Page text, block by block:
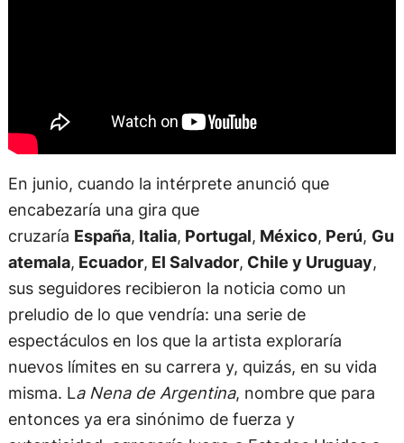
En junio, cuando la intérprete anunció que
encabezaría una gira que
cruzaría España, Italia, Portugal, México, Perú, Gu
atemala, Ecuador, El Salvador, Chile y Uruguay,
sus seguidores recibieron la noticia como un
preludio de lo que vendría: una serie de
espectáculos en los que la artista exploraría
nuevos límites en su carrera y, quizás, en su vida
misma. La Nena de Argentina, nombre que para
entonces ya era sinónimo de fuerza y